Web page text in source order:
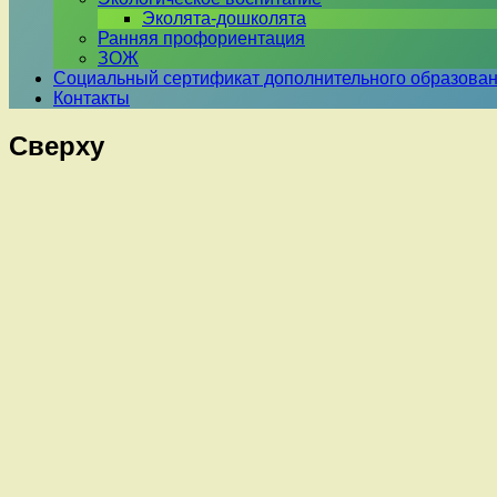
Эколята-дошколята
Ранняя профориентация
ЗОЖ
Социальный сертификат дополнительного
Контакты
Сверху